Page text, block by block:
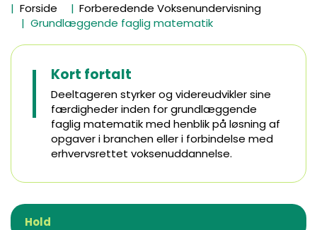
Forside
Forberedende Voksenundervisning
Grundlæggende faglig matematik
Kort fortalt
Deeltageren styrker og videreudvikler sine
færdigheder inden for grundlæggende
faglig matematik med henblik på løsning af
opgaver i branchen eller i forbindelse med
erhvervsrettet voksenuddannelse.
Hold